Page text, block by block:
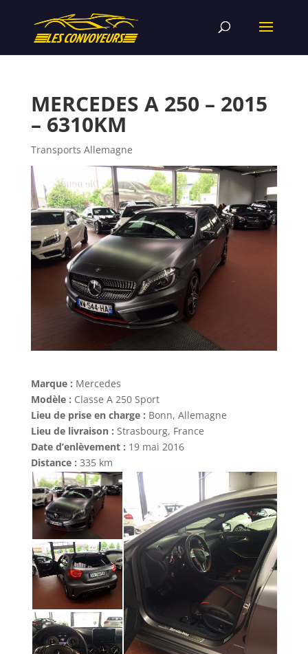
MERCEDES A 250 – 2015
– 6310KM
Transports Allemagne
Marque : Mercedes
Modèle : Classe A 250 Sport
Lieu de prise en charge : Bonn, Allemagne
Lieu de livraison : Strasbourg, France
Date d’enlèvement : 19 mai 2016
Distance : 335 km